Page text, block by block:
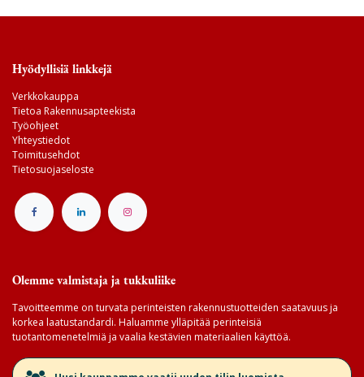
Hyödyllisiä linkkejä
Verkkokauppa
Tietoa Rakennusapteekista
Työohjeet
Yhteystiedot
Toimitusehdot
Tietosuojaseloste
Olemme valmistaja ja tukkuliike
Tavoitteemme on turvata perinteisten rakennustuotteiden saatavuus ja
korkea laatustandardi. Haluamme ylläpitää perinteisiä
tuotantomenetelmiä ja vaalia kestävien materiaalien käyttöä.